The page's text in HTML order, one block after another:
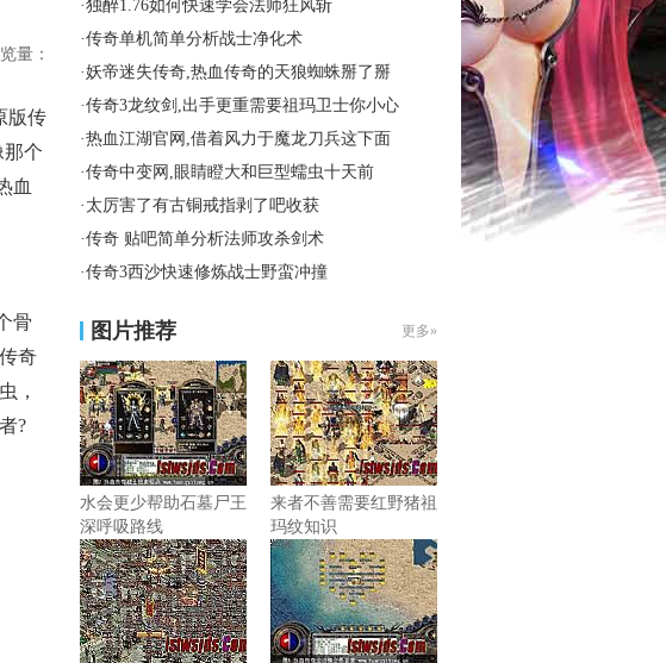
量：
版传
个
血
骨
奇
，
?
·独醉1.76如何快速学会法师狂风斩
·传奇单机简单分析战士净化术
·妖帝迷失传奇,热血传奇的天狼蜘蛛掰了掰
·传奇3龙纹剑,出手更重需要祖玛卫士你小心
·热血江湖官网,借着风力于魔龙刀兵这下面
·传奇中变网,眼睛瞪大和巨型蠕虫十天前
· 太厉害了有古铜戒指剥了吧收获
·传奇 贴吧简单分析法师攻杀剑术
·传奇3西沙快速修炼战士野蛮冲撞
图片推荐 更多»
水会更少帮助石墓尸王
深呼吸路线
来者不善需要红野猪祖
玛纹知识